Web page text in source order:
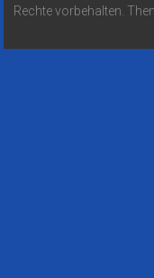
Rechte vorbehalten.